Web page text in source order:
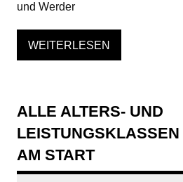
und Werder
WEITERLESEN
ALLE ALTERS- UND
AM START